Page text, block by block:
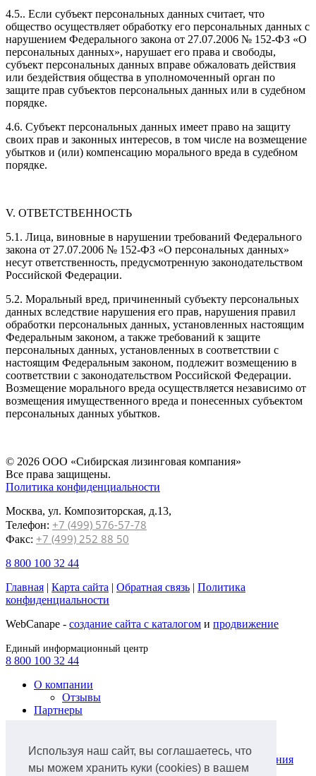
Используя наш сайт, вы соглашаетесь, что
мы можем хранить куки (cookies) в вашем
4.5.. Если субъект персональных данных считает, что
общество осуществляет обработку его персональных данных с
нарушением Федерального закона от 27.07.2006 № 152-ФЗ «О
персональных данных», нарушает его права и свободы,
субъект персональных данных вправе обжаловать действия
или бездействия общества в уполномоченный орган по
защите прав субъектов персональных данных или в судебном
порядке.
4.6. Субъект персональных данных имеет право на защиту
своих прав и законных интересов, в том числе на возмещение
убытков и (или) компенсацию морального вреда в судебном
порядке.
V. ОТВЕТСТВЕННОСТЬ
5.1. Лица, виновные в нарушении требований Федерального
закона от 27.07.2006 № 152-ФЗ «О персональных данных»
несут ответственность, предусмотренную законодательством
Российской Федерации.
5.2. Моральный вред, причиненный субъекту персональных
данных вследствие нарушения его прав, нарушения правил
обработки персональных данных, установленных настоящим
Федеральным законом, а также требований к защите
персональных данных, установленных в соответствии с
настоящим Федеральным законом, подлежит возмещению в
соответствии с законодательством Российской Федерации.
Возмещение морального вреда осуществляется независимо от
возмещения имущественного вреда и понесенных субъектом
персональных данных убытков.
© 2026 ООО «Сибирская лизинговая компания»
Все права защищены.
Политика конфиденциальности
Москва, ул. Композиторская, д.13,
Телефон: +7 (499) 576-57-78
Факс: +7 (499) 252 88 50
8 800 100 32 44
Главная | Карта сайта | Обратная связь | Политика
конфиденциальности
WebCanape - создание сайта с каталогом и продвижение
Единый информационный центр
8 800 100 32 44
О компании
Отзывы
Партнеры
Лизинг легкового автотранспорта
Лизинг коммунальной техники и оборудования
для ЖКХ